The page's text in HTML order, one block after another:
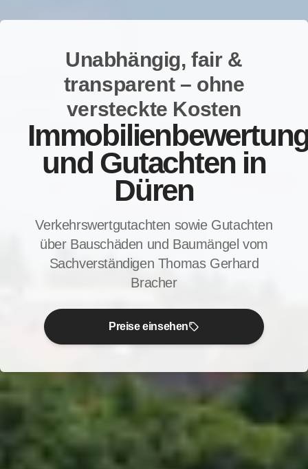
Unabhängig, fair &
transparent – ohne
versteckte Kosten
und Gutachten in
Düren
Verkehrswertgutachten sowie Gutachten
über Bauschäden und Baumängel vom
Sachverständigen Thomas Gerhard
Bracher
Preise einsehen